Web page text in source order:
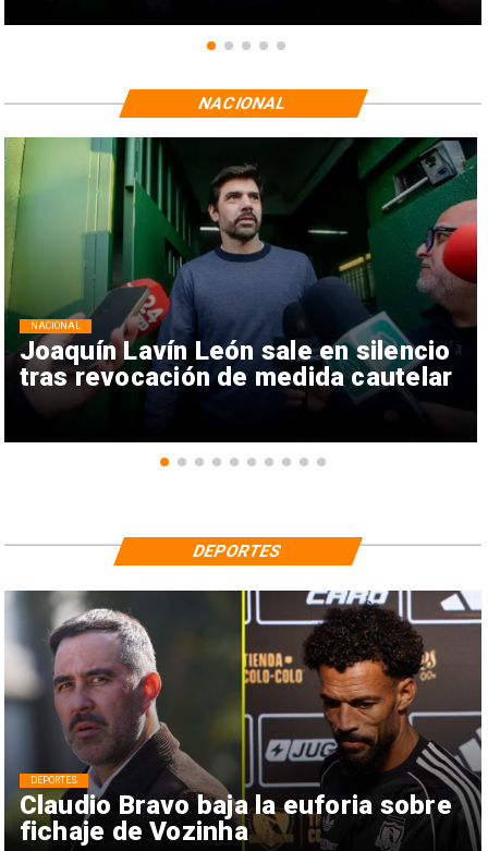
Joaquín Lavín León sale en silencio
tras revocación de medida cautelar
NACIONAL
NACIONAL
Claudio Bravo baja la euforia sobre
fichaje de Vozinha
DEPORTES
DEPORTES